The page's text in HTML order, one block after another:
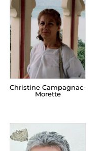
Christine Campagnac-
Morette